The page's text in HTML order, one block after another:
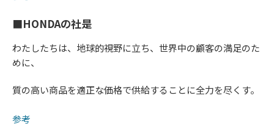
■HONDAの社是
わたしたちは、地球的視野に立ち、世界中の顧客の満足のた
めに、
質の高い商品を適正な価格で供給することに全力を尽くす。
参考